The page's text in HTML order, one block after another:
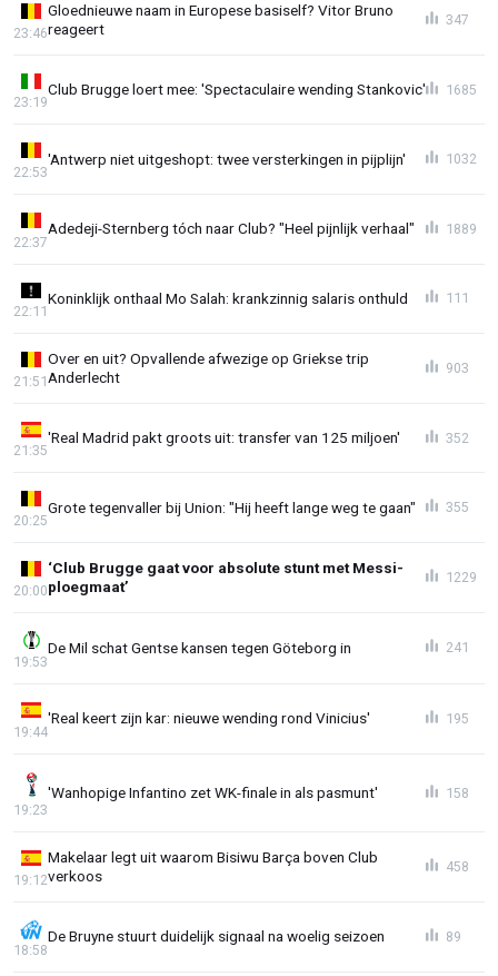
Gloednieuwe naam in Europese basiself? Vitor Bruno
reageert
23:46
347
Club Brugge loert mee: 'Spectaculaire wending Stankovic'
23:19
1685
'Antwerp niet uitgeshopt: twee versterkingen in pijplijn'
22:53
1032
Adedeji-Sternberg tóch naar Club? "Heel pijnlijk verhaal"
22:37
1889
Koninklijk onthaal Mo Salah: krankzinnig salaris onthuld
22:11
111
Over en uit? Opvallende afwezige op Griekse trip
Anderlecht
21:51
903
'Real Madrid pakt groots uit: transfer van 125 miljoen'
21:35
352
Grote tegenvaller bij Union: "Hij heeft lange weg te gaan"
20:25
355
‘Club Brugge gaat voor absolute stunt met Messi-
ploegmaat’
20:00
1229
De Mil schat Gentse kansen tegen Göteborg in
19:53
241
'Real keert zijn kar: nieuwe wending rond Vinicius'
19:44
195
'Wanhopige Infantino zet WK-finale in als pasmunt'
19:23
158
Makelaar legt uit waarom Bisiwu Barça boven Club
verkoos
19:12
458
De Bruyne stuurt duidelijk signaal na woelig seizoen
18:58
89